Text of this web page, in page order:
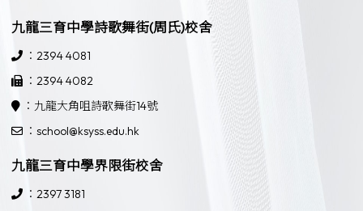
九龍三育中學詩歌舞街(周氏)校舍
：2394 4081
：2394 4082
：九龍大角咀詩歌舞街14號
：school@ksyss.edu.hk
九龍三育中學界限街校舍
：2397 3181